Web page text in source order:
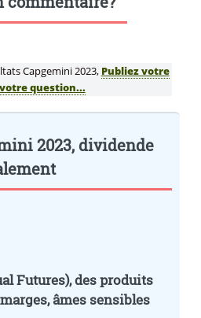
Capgemini 2023, Publiez votre
question...
2023, dividende
Futures), des produits
âmes sensibles